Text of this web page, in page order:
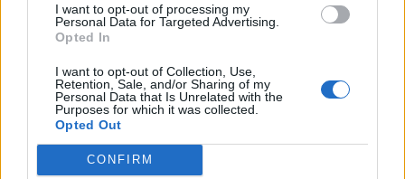
I want to opt-out of processing my
Personal Data for Targeted Advertising.
Opted In
I want to opt-out of Collection, Use,
Retention, Sale, and/or Sharing of my
Personal Data that Is Unrelated with the
Purposes for which it was collected.
Opted Out
CONFIRM
Χρηματοδότηση 8 εκατ. ευρώ
σε 843 μέσα ενημέρωσης-
πρόγραμμα ενίσχυσης του
ευρώ σε 451 επιχειρήσεις
ξεκίνησε το πρόγραμμα
IAB Hellas: Νέα Διοικούσα Επιτροπή και νέο Διοικητικό Συμβούλιο -
Πρόεδρος ο Γαληνός Γιαγλής